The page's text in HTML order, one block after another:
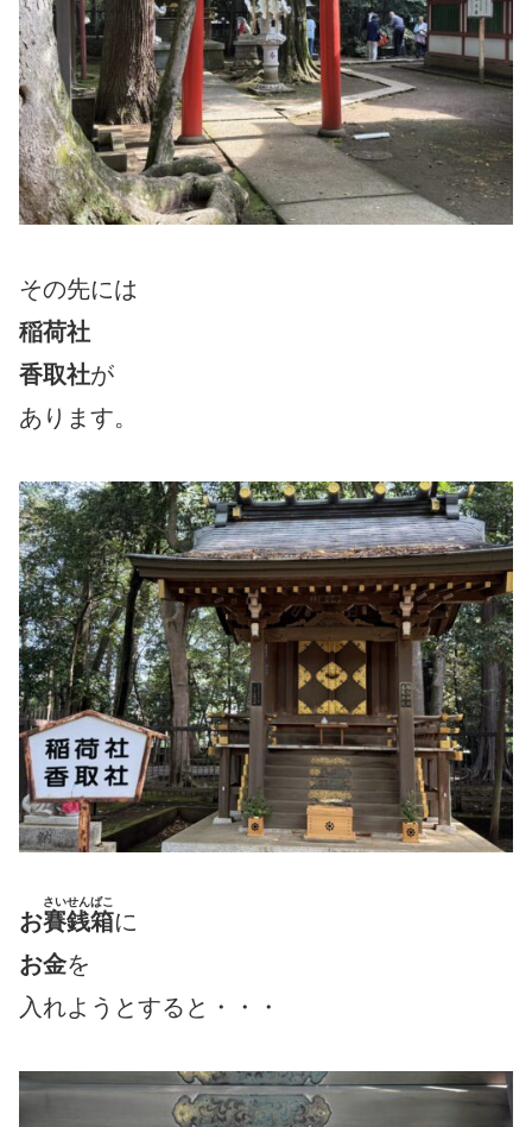
その先には
稲荷社
香取社が
あります。
お賽銭箱
さいせんばこ
に
お金を
入れようとすると・・・